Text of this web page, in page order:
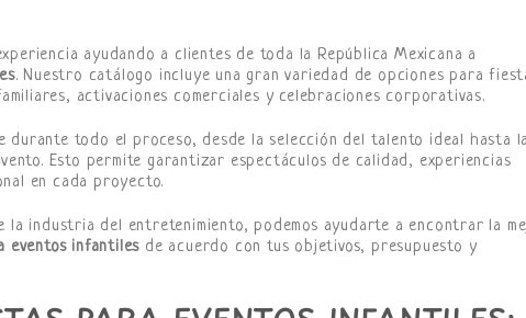
ayudando a clientes de toda la República Mexicana a
. Nuestro catálogo incluye una gran variedad de opciones para
activaciones comerciales y celebraciones corporativas.
durante todo el proceso, desde la selección del talento ideal hasta
Esto permite garantizar espectáculos de calidad, experiencias
en cada proyecto.
la industria del entretenimiento, podemos ayudarte a encontrar la
infantiles de acuerdo con tus objetivos, presupuesto y